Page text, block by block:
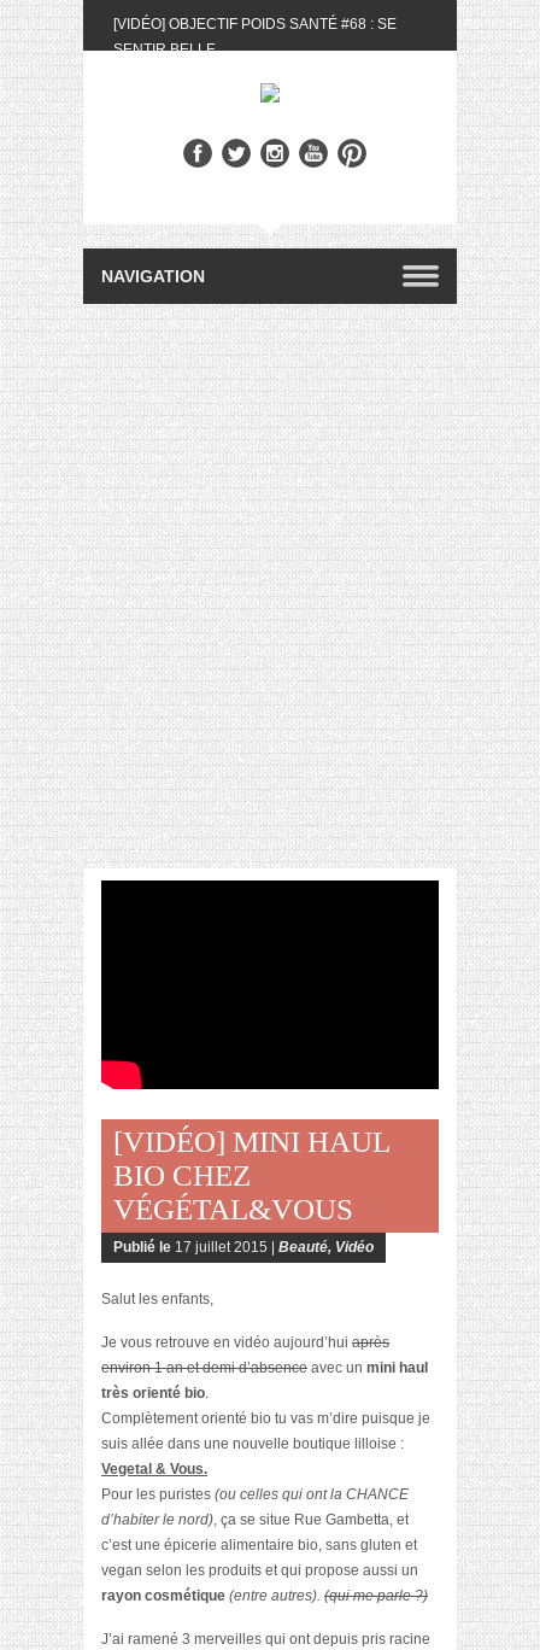
[VIDÉO] OBJECTIF POIDS SANTÉ #68 : SE
SENTIR BELLE
BIOTYFULL BOX DU MOIS DE MAI 2024 FEAT.
[VIDÉO] QUITOQUE #10 : MEAL PREP &
CONVIVIALITÉ
[VIDÉO] UNBOXING : LES MY LITTLE &
BIOTYFULL BOX DU MOIS D’AVRIL 2024
FEAT. AKILA
[VIDÉO] OBJECTIF POIDS SANTÉ #67 : L’AVIS
DES AUTRES, CE N’EST QUE LA VIE DES
AUTRES
[VIDÉO] UNBOXING : LES MY LITTLE &
BIOTYFULL BOX DES MOIS DE FÉVRIER ET
MARS 2024 FEAT. AKILA
[VIDÉO] LA SÉLECTION DU MOIS
#JANVIER2024
[VIDÉO] HELLOFRESH #34 : IDÉES
RECETTES RISOTTO
[VIDÉO] MINI HAUL
BIO CHEZ
VÉGÉTAL&VOUS
Publié le 17 juillet 2015 | Beauté, Vidéo
Salut les enfants,
Je vous retrouve en vidéo aujourd’hui après
environ 1 an et demi d’absence avec un mini haul
très orienté bio.
Complètement orienté bio tu vas m’dire puisque je
suis allée dans une nouvelle boutique lilloise :
Vegetal & Vous.
Pour les puristes (ou celles qui ont la CHANCE
d’habiter le nord), ça se situe Rue Gambetta, et
c’est une épicerie alimentaire bio, sans gluten et
vegan selon les produits et qui propose aussi un
rayon cosmétique (entre autres). (qui me parle ?)
J’ai ramené 3 merveilles qui ont depuis pris racine